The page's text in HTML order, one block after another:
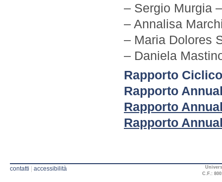
– Sergio Murgia
– Annalisa
– Maria Dolores
– Daniela
Rapporto
Rapporto
Rapporto
Rapporto
contatti | accessibilità
C.F.: